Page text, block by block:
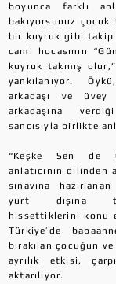
boyunca farklı
bakıyorsunuz
bir kuyruk gibi takip
cami hocasının
kuyruk takmış
yankılanıyor.
arkadaşı ve üvey
arkadaşına
sancısıyla birlikte
“Keşke Sen de
anlatıcının dilinden
sınavına
yurt dışına
hissettiklerini konu
Türkiye’de
bırakılan çocuğun
ayrılık etkisi,
aktarılıyor.